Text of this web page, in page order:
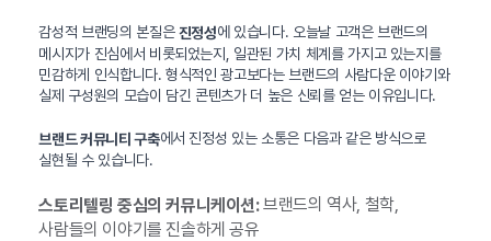
감성적 브랜딩의 본질은진정성에 있습니다. 오늘날 고객은 브랜드의
메시지가 진심에서 비롯되었는지, 일관된 가치 체계를 가지고 있는지를
민감하게 인식합니다. 형식적인 광고보다는 브랜드의 사람다운 이야기와
실제 구성원의 모습이 담긴 콘텐츠가 더 높은 신뢰를 얻는 이유입니다.
브랜드 커뮤니티 구축에서 진정성 있는 소통은 다음과 같은 방식으로
실현될 수 있습니다.
스토리텔링 중심의 커뮤니케이션:브랜드의 역사, 철학,
사람들의 이야기를 진솔하게 공유